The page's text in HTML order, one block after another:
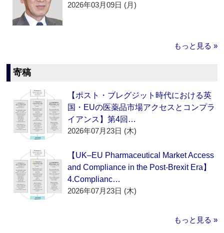
2026年03月09日 (月)
もっと見る »
寄稿
【ポスト・ブレグジット時代における英
国・EUの医薬品市場アクセスとコンプラ
イアンス】第4回…
2026年07月23日 (木)
【UK–EU Pharmaceutical Market Access
and Compliance in the Post-Brexit Era】
4.Complianc…
2026年07月23日 (木)
もっと見る »